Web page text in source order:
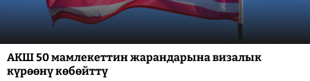
АКШ 50 мамлекеттин жарандарына визалык
күрөөнү көбөйттү